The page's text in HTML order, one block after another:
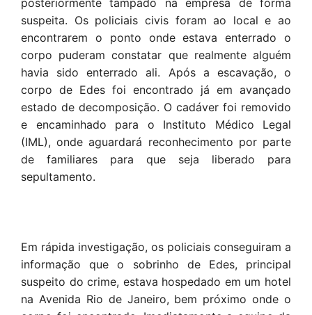
suspeita. Os policiais civis foram ao local e ao
encontrarem o ponto onde estava enterrado o
corpo puderam constatar que realmente alguém
havia sido enterrado ali. Após a escavação, o
corpo de Edes foi encontrado já em avançado
estado de decomposição. O cadáver foi removido
e encaminhado para o Instituto Médico Legal
(IML), onde aguardará reconhecimento por parte
de familiares para que seja liberado para
sepultamento.
Em rápida investigação, os policiais conseguiram a
informação que o sobrinho de Edes, principal
suspeito do crime, estava hospedado em um hotel
na Avenida Rio de Janeiro, bem próximo onde o